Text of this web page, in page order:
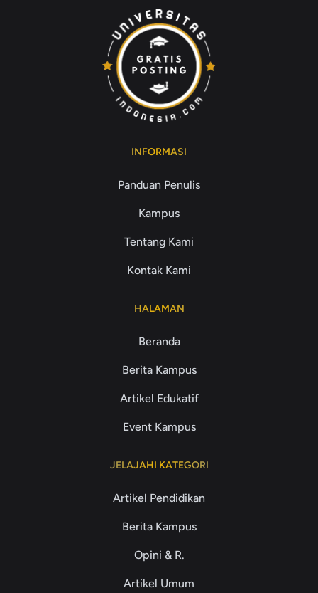
INFORMASI
Panduan Penulis
Kampus
Tentang Kami
Kontak Kami
HALAMAN
Beranda
Berita Kampus
Artikel Edukatif
Event Kampus
JELAJAHI KATEGORI
Artikel Pendidikan
Berita Kampus
Opini & R.
Artikel Umum